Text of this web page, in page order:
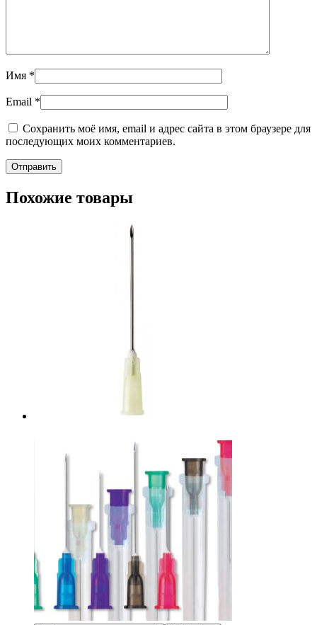
Имя *
Email *
Сохранить моё имя, email и адрес сайта в этом браузере для
последующих моих комментариев.
Похожие товары